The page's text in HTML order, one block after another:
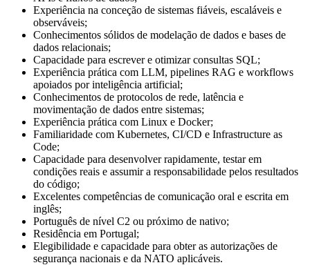
Experiência na conceção de sistemas fiáveis, escaláveis e
observáveis;
Conhecimentos sólidos de modelação de dados e bases de
dados relacionais;
Capacidade para escrever e otimizar consultas SQL;
Experiência prática com LLM, pipelines RAG e workflows
apoiados por inteligência artificial;
Conhecimentos de protocolos de rede, latência e
movimentação de dados entre sistemas;
Experiência prática com Linux e Docker;
Familiaridade com Kubernetes, CI/CD e Infrastructure as
Code;
Capacidade para desenvolver rapidamente, testar em
condições reais e assumir a responsabilidade pelos resultados
do código;
Excelentes competências de comunicação oral e escrita em
inglês;
Português de nível C2 ou próximo de nativo;
Residência em Portugal;
Elegibilidade e capacidade para obter as autorizações de
segurança nacionais e da NATO aplicáveis.